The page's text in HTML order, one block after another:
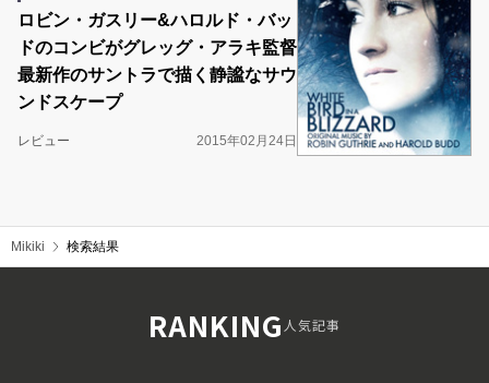
ロビン・ガスリー&ハロルド・バッ
ドのコンビがグレッグ・アラキ監督
最新作のサントラで描く静謐なサウ
ンドスケープ
レビュー 2015年02月24日
Mikiki 検索結果
RANKING人気記事